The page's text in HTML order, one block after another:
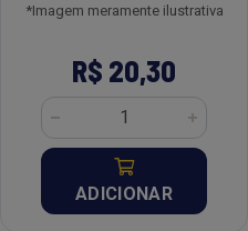
*Imagem meramente ilustrativa
R$ 20,30
ADICIONAR